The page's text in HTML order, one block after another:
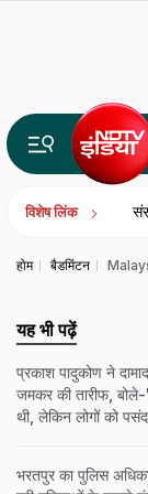
विशेष लिंक
होम बैडमिंटन
यह भी पढ़ें
प्रकाश पादुकोण ने
जमकर की तारीफ,
थी, लेकिन लोगों को
भरतपुर का पुल‍िस